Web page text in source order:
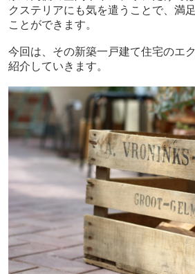
クステリアにも気を遣うことで、満
ことができます。
今回は、その新築一戸建て住宅のエ
紹介していきます。